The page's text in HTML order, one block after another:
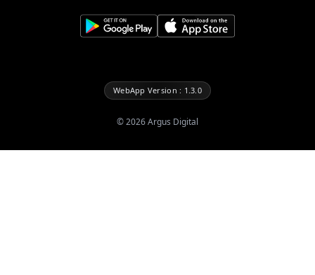
WebApp Version : 1.3.0
©2026Argus Digital